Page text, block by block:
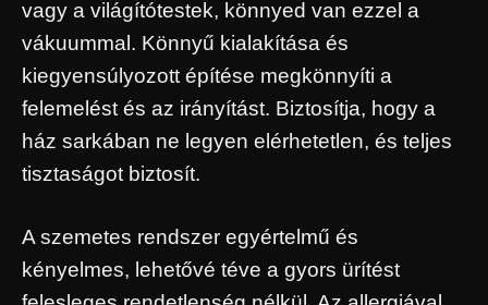
vagy a világítótestek, könnyed van ezzel a
vákuummal. Könnyű kialakítása és
kiegyensúlyozott építése megkönnyíti a
felemelést és az irányítást. Biztosítja, hogy a
ház sarkában ne legyen elérhetetlen, és teljes
tisztaságot biztosít.
A szemetes rendszer egyértelmű és
kényelmes, lehetővé téve a gyors ürítést